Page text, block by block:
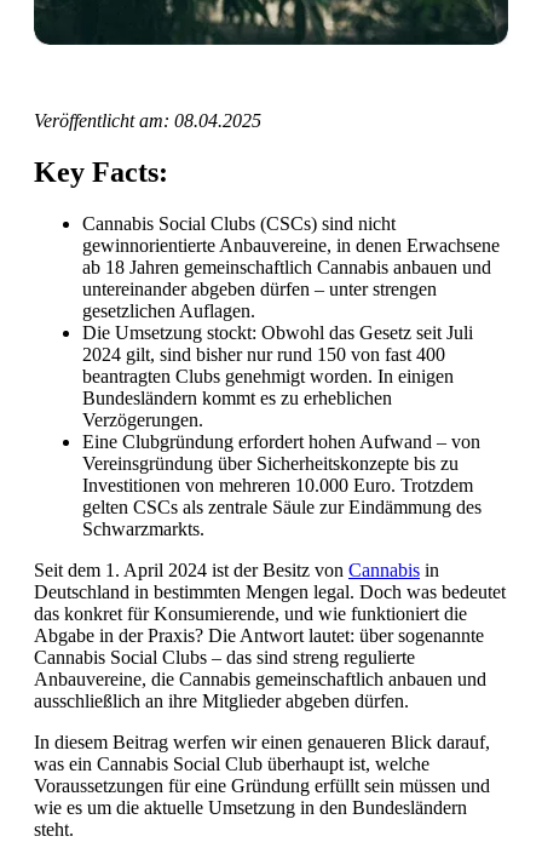
Veröffentlicht am: 08.04.2025
Key Facts:
Cannabis Social Clubs (CSCs) sind nicht
gewinnorientierte Anbauvereine, in denen Erwachsene
ab 18 Jahren gemeinschaftlich Cannabis anbauen und
untereinander abgeben dürfen – unter strengen
gesetzlichen Auflagen.
Die Umsetzung stockt: Obwohl das Gesetz seit Juli
2024 gilt, sind bisher nur rund 150 von fast 400
beantragten Clubs genehmigt worden. In einigen
Bundesländern kommt es zu erheblichen
Verzögerungen.
Eine Clubgründung erfordert hohen Aufwand – von
Vereinsgründung über Sicherheitskonzepte bis zu
Investitionen von mehreren 10.000 Euro. Trotzdem
gelten CSCs als zentrale Säule zur Eindämmung des
Schwarzmarkts.
Seit dem 1. April 2024 ist der Besitz von Cannabis in
Deutschland in bestimmten Mengen legal. Doch was bedeutet
das konkret für Konsumierende, und wie funktioniert die
Abgabe in der Praxis? Die Antwort lautet: über sogenannte
Cannabis Social Clubs – das sind streng regulierte
Anbauvereine, die Cannabis gemeinschaftlich anbauen und
ausschließlich an ihre Mitglieder abgeben dürfen.
In diesem Beitrag werfen wir einen genaueren Blick darauf,
was ein Cannabis Social Club überhaupt ist, welche
Voraussetzungen für eine Gründung erfüllt sein müssen und
wie es um die aktuelle Umsetzung in den Bundesländern
steht.